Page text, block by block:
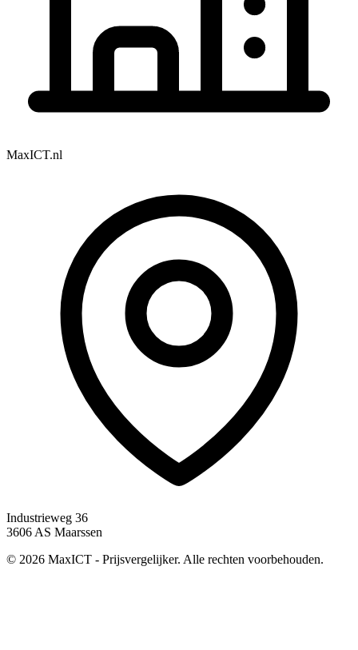
MaxICT.nl
Industrieweg 36
3606 AS Maarssen
© 2026 MaxICT - Prijsvergelijker. Alle rechten voorbehouden.